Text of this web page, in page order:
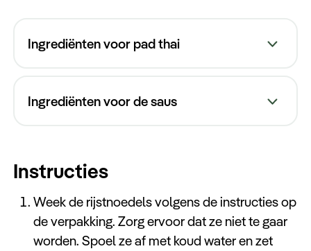
Ingrediënten voor pad thai
200 gram rijstnoedels
plantaardige olie)
3 teentjes knoflook, fijngehakt
2 eieren, licht geklopt
150 gram garnalen of kipfilet, in stukjes
gesneden (optioneel)
Ingrediënten voor de saus
3 eetlepels vissaus
2 eetlepels tamarindesap
2 eetlepels palmsuiker of bruine suiker
1 eetlepel sojasaus
1 theelepel chilivlokken (optioneel)
Instructies
Week de rijstnoedels volgens de instructies op
de verpakking. Zorg ervoor dat ze niet te gaar
worden. Spoel ze af met koud water en zet